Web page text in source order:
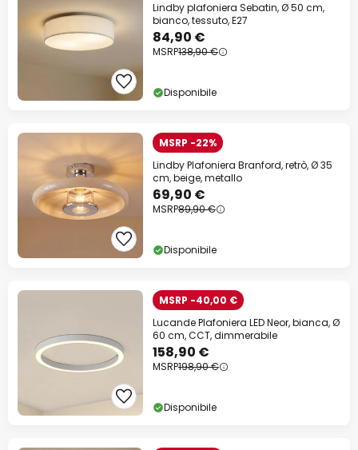
Lindby plafoniera Sebatin, Ø 50 cm,
bianco, tessuto, E27
84,90 €
MSRP138,90 €
Disponibile
MSRP -22%
Lindby Plafoniera Branford, retrò, Ø 35
cm, beige, metallo
69,90 €
MSRP89,90 €
Disponibile
MSRP -40,00 €
Lucande Plafoniera LED Neor, bianca, Ø
60 cm, CCT, dimmerabile
158,90 €
MSRP198,90 €
Disponibile